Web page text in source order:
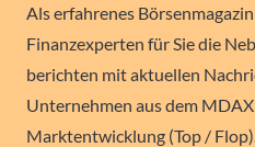
Als erfahrenes
Finanzexperten für Sie die
berichten mit aktuellen
Unternehmen aus dem
Marktentwicklung (Top /